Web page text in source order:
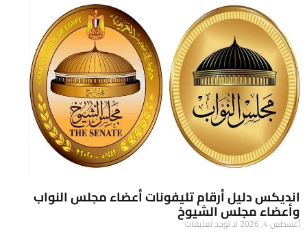
انديكس دليل أرقام تليفونات أعضاء مجلس النواب
وأعضاء مجلس الشيوخ
أغسطس 4, 2026 لا توجد تعليقات